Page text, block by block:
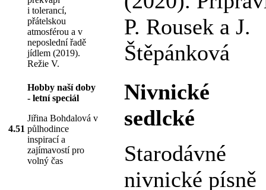
i tolerancí,
přátelskou
atmosférou a v
neposlední řadě
jídlem (2019).
Režie V.
4.51
Hobby naší doby
- letní speciál
Jiřina Bohdalová v
půlhodince
inspirací a
zajímavostí pro
volný čas
P. Rousek a J.
Štěpánková
Nivnické
sedlcké
Starodávné
nivnické písně